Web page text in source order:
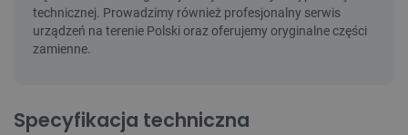
Specyfikacja techniczna